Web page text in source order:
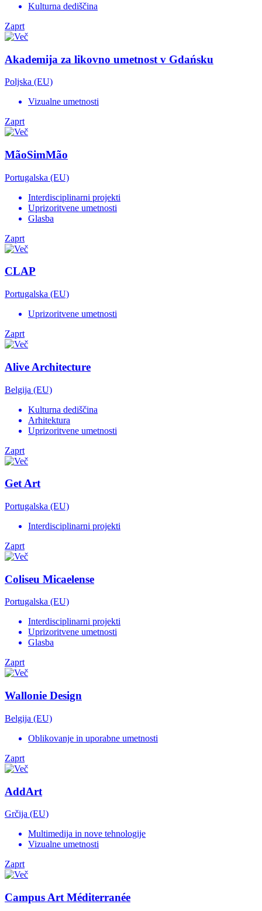
Kulturna dediščina
Zaprt
Akademija za likovno umetnost v Gdańsku
Poljska (EU)
Vizualne umetnosti
Zaprt
MãoSimMão
Portugalska (EU)
Interdisciplinarni projekti
Uprizoritvene umetnosti
Glasba
Zaprt
CLAP
Portugalska (EU)
Uprizoritvene umetnosti
Zaprt
Alive Architecture
Belgija (EU)
Kulturna dediščina
Arhitektura
Uprizoritvene umetnosti
Zaprt
Get Art
Portugalska (EU)
Interdisciplinarni projekti
Zaprt
Coliseu Micaelense
Portugalska (EU)
Interdisciplinarni projekti
Uprizoritvene umetnosti
Glasba
Zaprt
Wallonie Design
Belgija (EU)
Oblikovanje in uporabne umetnosti
Zaprt
AddArt
Grčija (EU)
Multimedija in nove tehnologije
Vizualne umetnosti
Zaprt
Campus Art Méditerranée